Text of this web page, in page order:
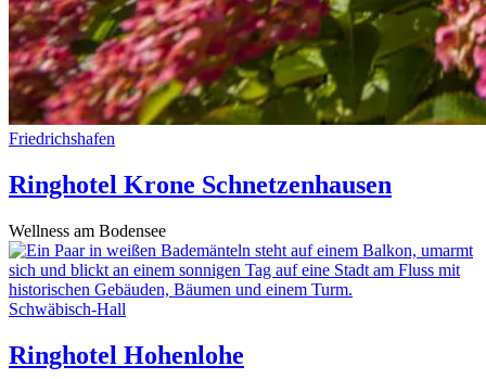
Friedrichshafen
Ringhotel Krone Schnetzenhausen
Wellness am Bodensee
Schwäbisch-Hall
Ringhotel Hohenlohe